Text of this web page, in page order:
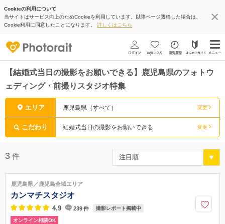
Cookieの利用について
当サイトはサービス向上のためCookieを利用しています。以降ページ遷移した場合は、
Cookie利用に同意したことになります。 詳しくはこちら
【結婚式当日の撮影をお願いできる】鹿児島県のフォトウ
ェディング・前撮りスタジオ特集
エリア 鹿児島県（すべて） 変更
こだわり 結婚式当日の撮影をお願いできる 変更
3 件
鹿児島県／鹿児島全域エリア
カンマチスタジオ
4.9 239件 撮影レポート掲載中
オンライン相談OK